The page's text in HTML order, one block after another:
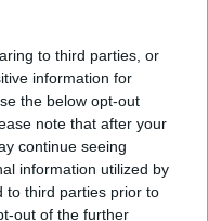
to third parties, or
information for
the below opt-out
note that after your
continue seeing
information utilized by
to third parties prior to
out of the further